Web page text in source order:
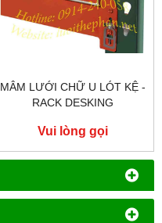
MÂM LƯỚI CHỮ U LÓT KỆ -
RACK DESKING
Vui lòng gọi